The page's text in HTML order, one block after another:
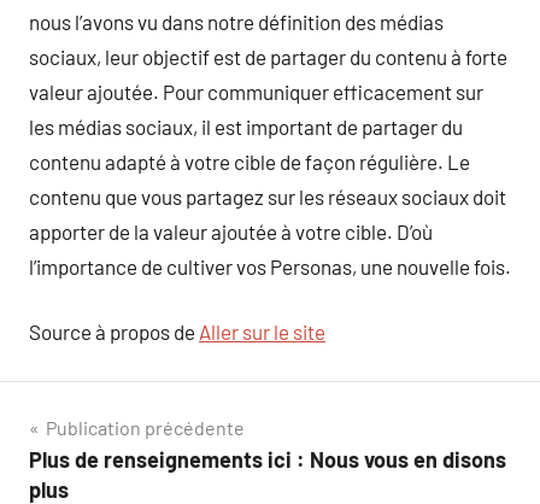
nous l’avons vu dans notre définition des médias
sociaux, leur objectif est de partager du contenu à forte
valeur ajoutée. Pour communiquer efficacement sur
les médias sociaux, il est important de partager du
contenu adapté à votre cible de façon régulière. Le
contenu que vous partagez sur les réseaux sociaux doit
apporter de la valeur ajoutée à votre cible. D’où
l’importance de cultiver vos Personas, une nouvelle fois.
Source à propos de Aller sur le site
Navigation
de
Publication précédente
Plus de renseignements ici : Nous vous en disons
plus